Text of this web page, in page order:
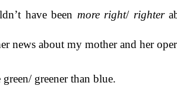
have been more right/ righter
news about my mother and her
greener than blue.